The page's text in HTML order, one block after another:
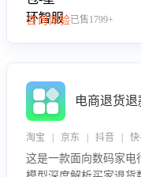
咨询体验已售1799+
电商退货
淘宝 | 京东 | 抖音 | 快
这是一款面向数码家电